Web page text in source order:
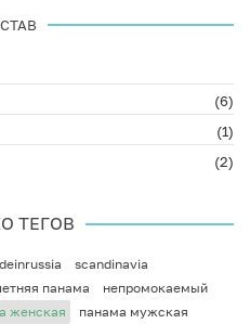
(6)
(1)
(2)
ТЕГОВ
scandinavia
панама
непромокаемый
женская
панама мужская